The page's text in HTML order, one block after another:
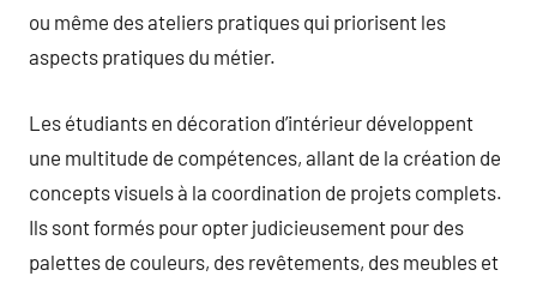
ou même des ateliers pratiques qui priorisent les
aspects pratiques du métier.
Les étudiants en décoration d’intérieur développent
une multitude de compétences, allant de la création de
concepts visuels à la coordination de projets complets.
Ils sont formés pour opter judicieusement pour des
palettes de couleurs, des revêtements, des meubles et